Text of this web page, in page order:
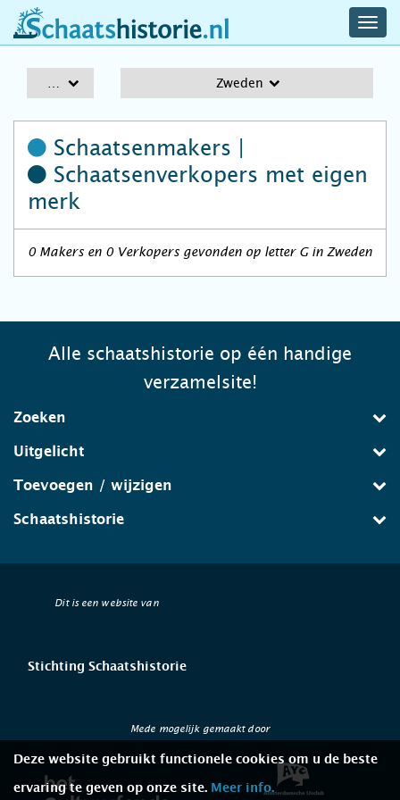
schaatshistorie.nl
Zweden
Schaatsenmakers |
Schaatsenverkopers met eigen
merk
0 Makers en 0 Verkopers gevonden op letter G in Zweden
Alle schaatshistorie op één handige
verzamelsite!
Zoeken
Uitgelicht
Toevoegen / wijzigen
Schaatshistorie
Dit is een website van
Stichting Schaatshistorie
Mede mogelijk gemaakt door
Deze website gebruikt functionele cookies om u de beste
ervaring te geven op onze site. Meer info.